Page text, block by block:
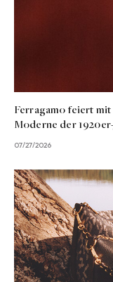
Ferragamo feiert
Moderne der
07/27/2026